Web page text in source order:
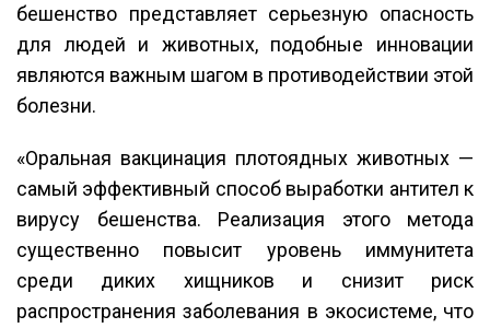
бешенство представляет серьезную опасность
для людей и животных, подобные инновации
являются важным шагом в противодействии этой
болезни.
«Оральная вакцинация плотоядных животных —
самый эффективный способ выработки антител к
вирусу бешенства. Реализация этого метода
существенно повысит уровень иммунитета
среди диких хищников и снизит риск
распространения заболевания в экосистеме, что